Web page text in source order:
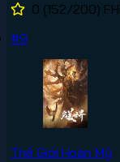
0 (152/200)
#9
Thế Giới Hoàn Mỹ